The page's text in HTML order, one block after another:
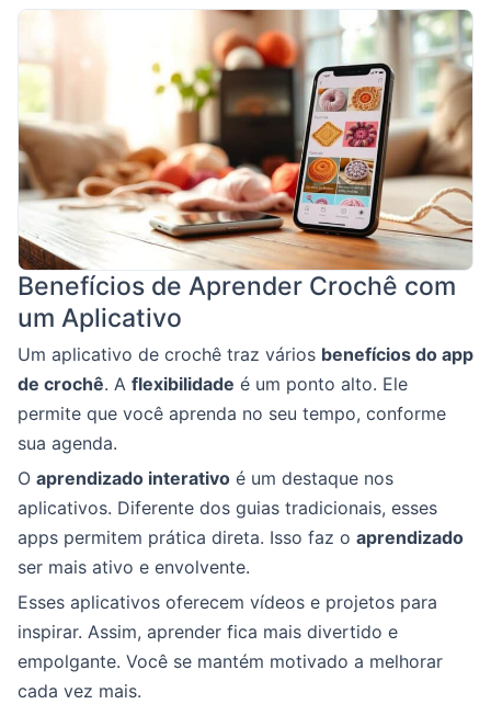
Benefícios de Aprender Crochê com
um Aplicativo
Um aplicativo de crochê traz vários benefícios do app
de crochê. A flexibilidade é um ponto alto. Ele
permite que você aprenda no seu tempo, conforme
sua agenda.
O aprendizado interativo é um destaque nos
aplicativos. Diferente dos guias tradicionais, esses
apps permitem prática direta. Isso faz o aprendizado
ser mais ativo e envolvente.
Esses aplicativos oferecem vídeos e projetos para
inspirar. Assim, aprender fica mais divertido e
empolgante. Você se mantém motivado a melhorar
cada vez mais.